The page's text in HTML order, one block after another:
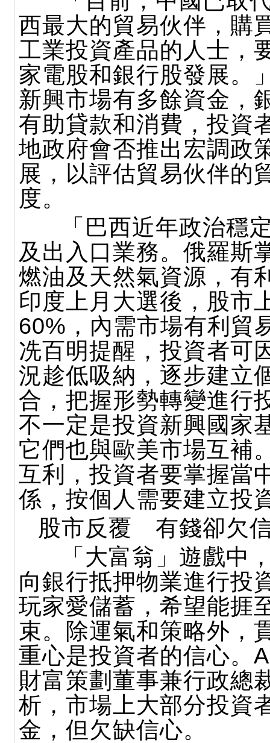
西最大的貿易伙伴，購
工業投資產品的人士，
家電股和銀行股發展。
新興市場有多餘資金，
有助貸款和消費，投資
地政府會否推出宏調政
展，以評估貿易伙伴的
度。
「巴西近年政治穩
及出入口業務。俄羅斯
燃油及天然氣資源，有
印度上月大選後，股市
60%，內需市場有利貿
冼百明提醒，投資者可
況趁低吸納，逐步建立
合，把握形勢轉變進行
不一定是投資新興國家
它們也與歐美市場互補
互利，投資者要掌握當
係，按個人需要建立投
股市反覆 有錢卻欠
「大富翁」遊戲中
向銀行抵押物業進行投
玩家愛儲蓄，希望能捱
束。除運氣和策略外，
重心是投資者的信心。
財富策劃董事兼行政總
析，市場上大部分投資
金，但欠缺信心。